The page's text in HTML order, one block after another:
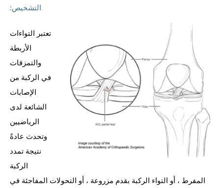
التشخيص:
تعتبر التواءات
الأربطة
والتمزقات
في الركبة من
الإصابات
الشائعة لدى
الرياضيين
وتحدث عادةً
نتيجة تمدد
الركبة
المفرط ، أو التواء الركبة بقدم مزروعة ، أو التحولات المفاجئة في